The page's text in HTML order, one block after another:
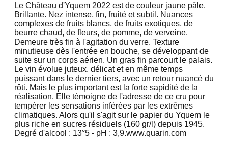
Le Château d'Yquem 2022 est de couleur jaune pâle.
Brillante. Nez intense, fin, fruité et subtil. Nuances
complexes de fruits blancs, de fruits exotiques, de
beurre chaud, de fleurs, de pomme, de verveine.
Demeure très fin à l'agitation du verre. Texture
minutieuse dès l'entrée en bouche, se développant de
suite sur un corps aérien. Un gras fin parcourt le palais.
Le vin évolue juteux, délicat et en même temps
puissant dans le dernier tiers, avec un retour nuancé du
rôti. Mais le plus important est la forte sapidité de la
réalisation. Elle témoigne de l'adresse de ce cru pour
tempérer les sensations inférées par les extrêmes
climatiques. Alors qu'il s'agit sur le papier du Yquem le
plus riche en sucres résiduels (160 gr/l) depuis 1945.
Degré d'alcool : 13°5 - pH : 3,9.www.quarin.com